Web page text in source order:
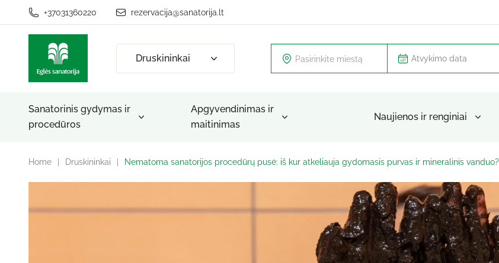
+37031360220 rezervacija@sanatorija.lt
Druskininkai Pasirinkite miestą
Sanatorinis gydymas ir
procedūros
Apgyvendinimas ir
maitinimas
Naujienos ir renginiai
Home Druskininkai Nematoma sanatorijos procedūrų pusė: iš kur atkeliauja gydomasis purvas ir mineralinis vanduo?